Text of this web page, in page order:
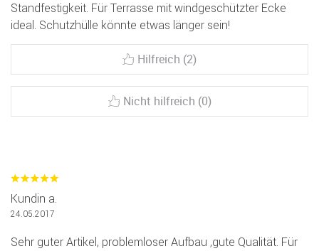
Standfestigkeit. Für Terrasse mit windgeschützter Ecke
ideal. Schutzhülle könnte etwas länger sein!
Hilfreich (2)
Nicht hilfreich (0)
Kundin a.
24.05.2017
Sehr guter Artikel, problemloser Aufbau ,gute Qualität. Für